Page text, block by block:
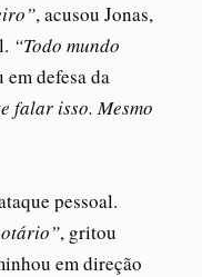
, acusou Jonas,
“Todo mundo
defesa da
falar isso. Mesmo
pessoal.
otário”, gritou
em direção